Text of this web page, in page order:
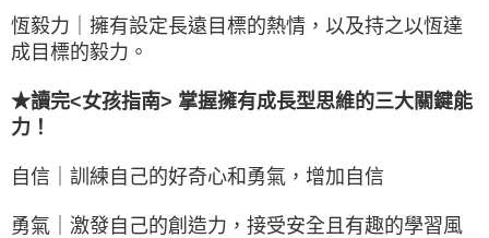
恆毅力｜擁有設定長遠目標的熱情，以及持之以恆達
成目標的毅力。
★讀完<女孩指南> 掌握擁有成長型思維的三大關鍵能
力！
自信｜訓練自己的好奇心和勇氣，增加自信
勇氣｜激發自己的創造力，接受安全且有趣的學習風